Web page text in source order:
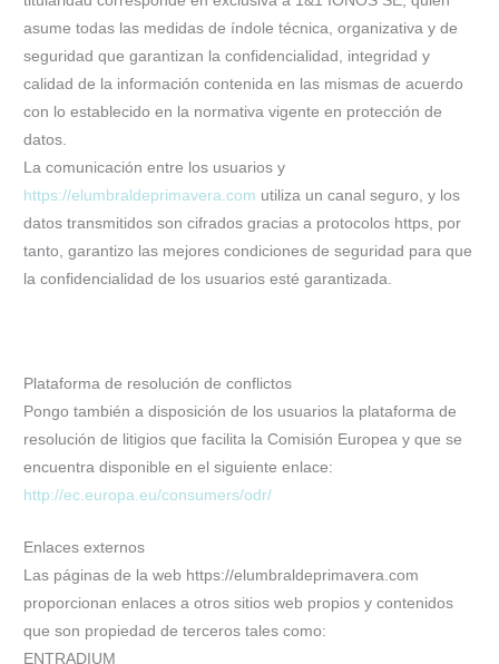
asume todas las medidas de índole técnica, organizativa y de
seguridad que garantizan la confidencialidad, integridad y
calidad de la información contenida en las mismas de acuerdo
con lo establecido en la normativa vigente en protección de
datos.
La comunicación entre los usuarios y
https://elumbraldeprimavera.com utiliza un canal seguro, y los
datos transmitidos son cifrados gracias a protocolos https, por
tanto, garantizo las mejores condiciones de seguridad para que
la confidencialidad de los usuarios esté garantizada.
Plataforma de resolución de conflictos
Pongo también a disposición de los usuarios la plataforma de
resolución de litigios que facilita la Comisión Europea y que se
encuentra disponible en el siguiente enlace:
http://ec.europa.eu/consumers/odr/
Enlaces externos
Las páginas de la web https://elumbraldeprimavera.com
proporcionan enlaces a otros sitios web propios y contenidos
que son propiedad de terceros tales como:
ENTRADIUM